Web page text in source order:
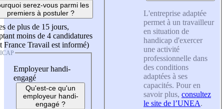
serez-vous parmi les
premiers à postuler ?
de plus de 15 jours,
moins de 4 candidatures
France Travail est informé)
Employeur handi-
engagé
Qu'est-ce qu'un
employeur handi-
engagé ?
L'entreprise adaptée
permet à un travailleur
en situation de
handicap d'exercer
une activité
professionnelle dans
des conditions
adaptées à ses
capacités. Pour en
savoir plus, consultez
le site de l’UNEA.